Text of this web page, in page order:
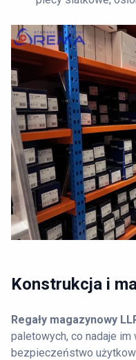
Konstrukcja i
Regały magazynowy
paletowych, co nadaje
bezpieczeństwo